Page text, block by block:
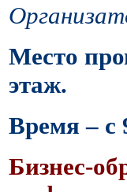
Место
этаж.
Время – с
Бизнес-